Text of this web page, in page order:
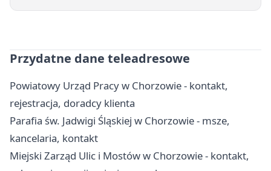
Przydatne dane teleadresowe
Powiatowy Urząd Pracy w Chorzowie - kontakt,
rejestracja, doradcy klienta
Parafia św. Jadwigi Śląskiej w Chorzowie - msze,
kancelaria, kontakt
Miejski Zarząd Ulic i Mostów w Chorzowie - kontakt,